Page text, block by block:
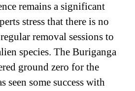
remains a significant
stress that there is no
removal sessions to
species. The Buriganga
ground zero for the
seen some success with